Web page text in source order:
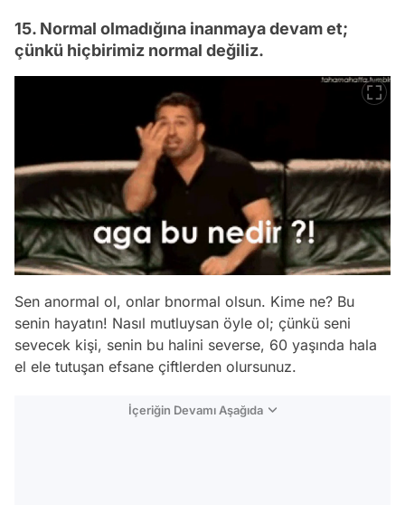
15. Normal olmadığına inanmaya devam et;
çünkü hiçbirimiz normal değiliz.
Sen anormal ol, onlar bnormal olsun. Kime ne? Bu
senin hayatın! Nasıl mutluysan öyle ol; çünkü seni
sevecek kişi, senin bu halini severse, 60 yaşında hala
el ele tutuşan efsane çiftlerden olursunuz.
İçeriğin Devamı Aşağıda